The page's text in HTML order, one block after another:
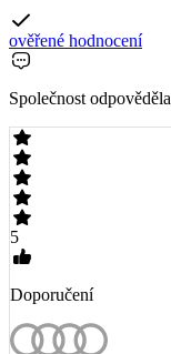
ověřené hodnocení
Společnost odpověděla
5
Doporučení